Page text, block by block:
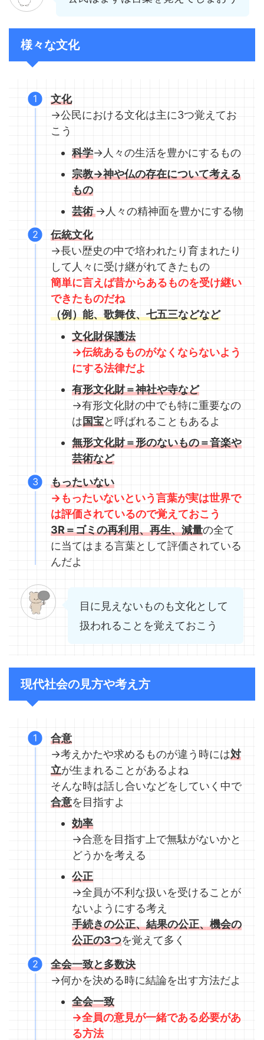
様々な文化
文化
→公民における文化は主に3つ覚えてお
こう
科学→人々の生活を豊かにするもの
宗教→神や仏の存在について考える
もの
芸術→人々の精神面を豊かにする物
伝統文化
→長い歴史の中で培われたり育まれたり
して人々に受け継がれてきたもの
簡単に言えば昔からあるものを受け継い
できたものだね
（例）能、歌舞伎、七五三などなど
文化財保護法
→伝統あるものがなくならないよう
にする法律だよ
有形文化財＝神社や寺など
→有形文化財の中でも特に重要なの
は国宝と呼ばれることもあるよ
無形文化財＝形のないもの＝音楽や
芸術など
もったいない
→もったいないという言葉が実は世界で
は評価されているので覚えておこう
3R＝ゴミの再利用、再生、減量の全て
に当てはまる言葉として評価されている
んだよ
目に見えないものも文化として
扱われることを覚えておこう
現代社会の見方や考え方
合意
→考えかたや求めるものが違う時には対
立が生まれることがあるよね
そんな時は話し合いなどをしていく中で
合意を目指すよ
効率
→合意を目指す上で無駄がないかと
どうかを考える
公正
→全員が不利な扱いを受けることが
ないようにする考え
手続きの公正、結果の公正、機会の
公正の3つを覚えて多く
全会一致と多数決
→何かを決める時に結論を出す方法だよ
全会一致
→全員の意見が一緒である必要があ
る方法